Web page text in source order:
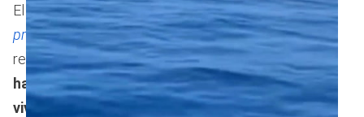
El 26 de febrero de 2025,el Gobierno argentino
promulgó el
Decreto 133/2025
, derogando la
restricción histórica que regía desde 1973 y
habilitando la exportación marítima de ganado
vivo.
La medida fue presentada como parte de una